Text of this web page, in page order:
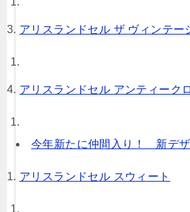
アリスランドセル ザ ヴィンテー
アリスランドセル アンティーク
今年新たに仲間入り！ 新デザ
アリスランドセル スウィート